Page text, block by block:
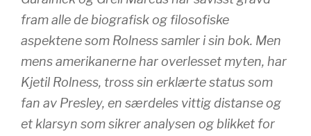
fram alle de biografisk og filosofiske
aspektene som Rolness samler i sin bok. Men
mens amerikanerne har overlesset myten, har
Kjetil Rolness, tross sin erklærte status som
fan av Presley, en særdeles vittig distanse og
et klarsyn som sikrer analysen og blikket for